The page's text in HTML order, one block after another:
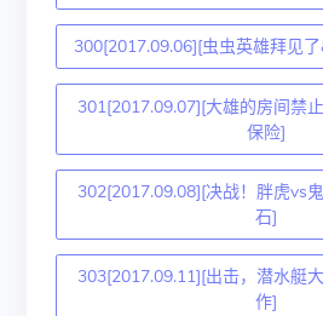
300[2017.09.06][虫虫英雄拜见
301[2017.09.07][大雄的房间禁
保险]
302[2017.09.08][决战！胖虎vs
石]
303[2017.09.11][出击，潜水艇
作]